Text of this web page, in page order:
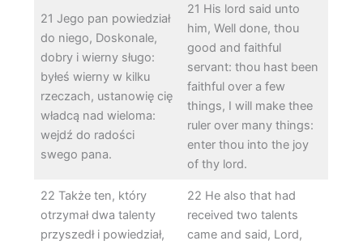
21 Jego pan powiedział
do niego, Doskonale,
dobry i wierny sługo:
byłeś wierny w kilku
rzeczach, ustanowię cię
władcą nad wieloma:
wejdź do radości
swego pana.
21 His lord said unto
him, Well done, thou
good and faithful
servant: thou hast been
faithful over a few
things, I will make thee
ruler over many things:
enter thou into the joy
of thy lord.
22 Także ten, który
otrzymał dwa talenty
przyszedł i powiedział,
22 He also that had
received two talents
came and said, Lord,